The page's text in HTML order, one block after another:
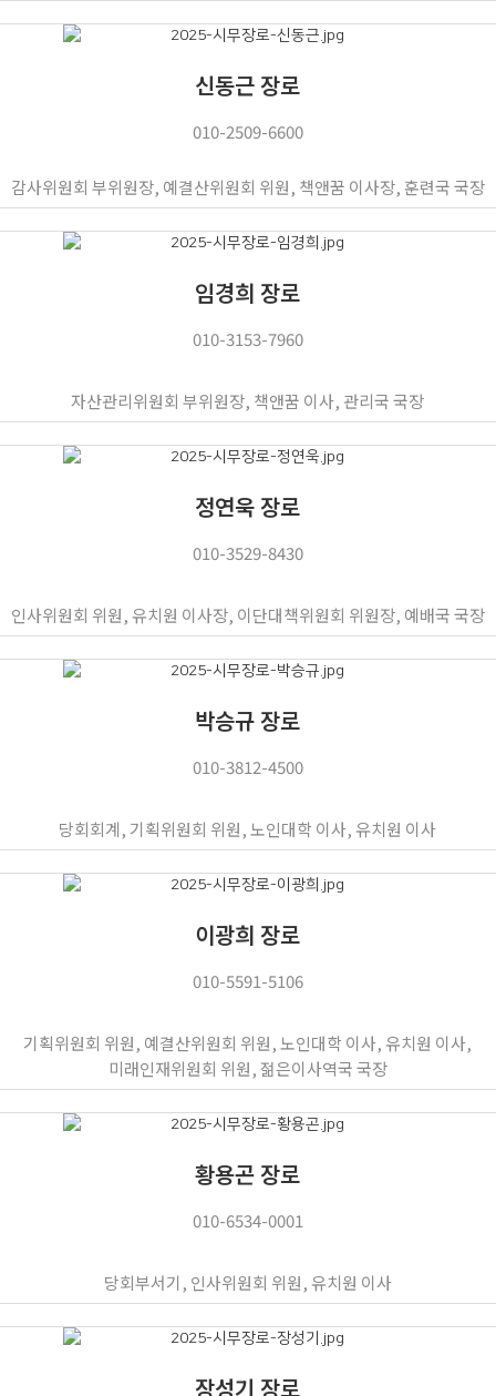
신동근 장로
010-2509-6600
감사위원회 부위원장, 예결산위원회 위원, 책앤꿈 이사장, 훈련국 국장
임경희 장로
010-3153-7960
자산관리위원회 부위원장, 책앤꿈 이사, 관리국 국장
정연욱 장로
010-3529-8430
인사위원회 위원, 유치원 이사장, 이단대책위원회 위원장, 예배국 국장
박승규 장로
010-3812-4500
당회회계, 기획위원회 위원, 노인대학 이사, 유치원 이사
이광희 장로
010-5591-5106
기획위원회 위원, 예결산위원회 위원, 노인대학 이사, 유치원 이사,
미래인재위원회 위원, 젊은이사역국 국장
황용곤 장로
010-6534-0001
당회부서기, 인사위원회 위원, 유치원 이사
장성기 장로